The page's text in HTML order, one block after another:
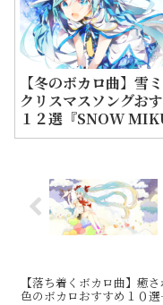
【冬のボカロ曲】雪
クリスマスソングお
１２選『SNOW
2014～2023』
【落ち着くボカロ曲】癒
色のボカロおすすめ１０